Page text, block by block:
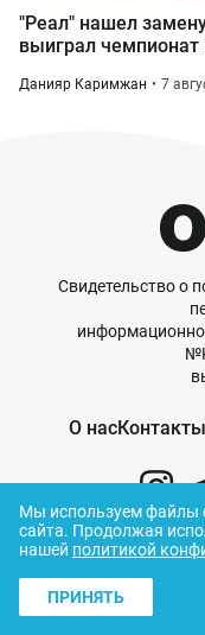
"Реал" нашел
выиграл чемпионат
Данияр Каримжан 7
Свидетельство о
О насКонтакты
© ORDA,2026.
материалов
Мы используем файлы
сайта. Продолжая
нашей политикой
ПРИНЯТЬ